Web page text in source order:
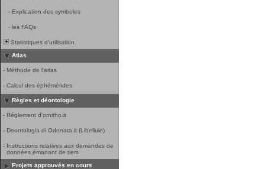
- Explication des symboles
- les FAQs
Statistiques d'utilisation
Atlas
- Méthode de l'atlas
- Calcul des éphémérides
Règles et déontologie
- Réglement d'ornitho.it
- Deontologia di Odonata.it (Libellule)
- Instructions relatives aux demandes de
données émanant de tiers
Projets approuvés en cours